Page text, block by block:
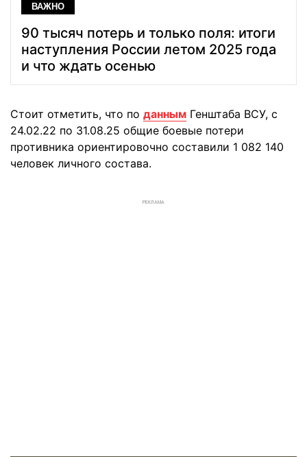
ВАЖНО
90 тысяч потерь и только поля: итоги
наступления России летом 2025 года
и что ждать осенью
Стоит отметить, что по данным Генштаба ВСУ, с
24.02.22 по 31.08.25 общие боевые потери
противника ориентировочно составили 1 082 140
человек личного состава.
РЕКЛАМА